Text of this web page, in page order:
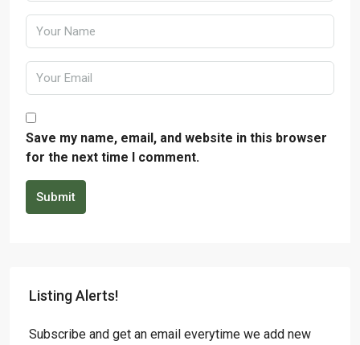
Save my name, email, and website in this browser
for the next time I comment.
Submit
Listing Alerts!
Subscribe and get an email everytime we add new